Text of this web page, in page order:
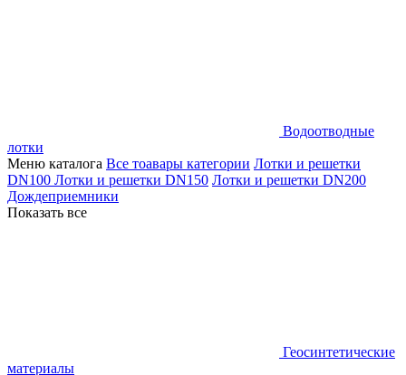
Водоотводные
лотки
Меню каталога Все тоавары категории Лотки и решетки
DN100 Лотки и решетки DN150 Лотки и решетки DN200
Дождеприемники
Показать все
Геосинтетические
материалы